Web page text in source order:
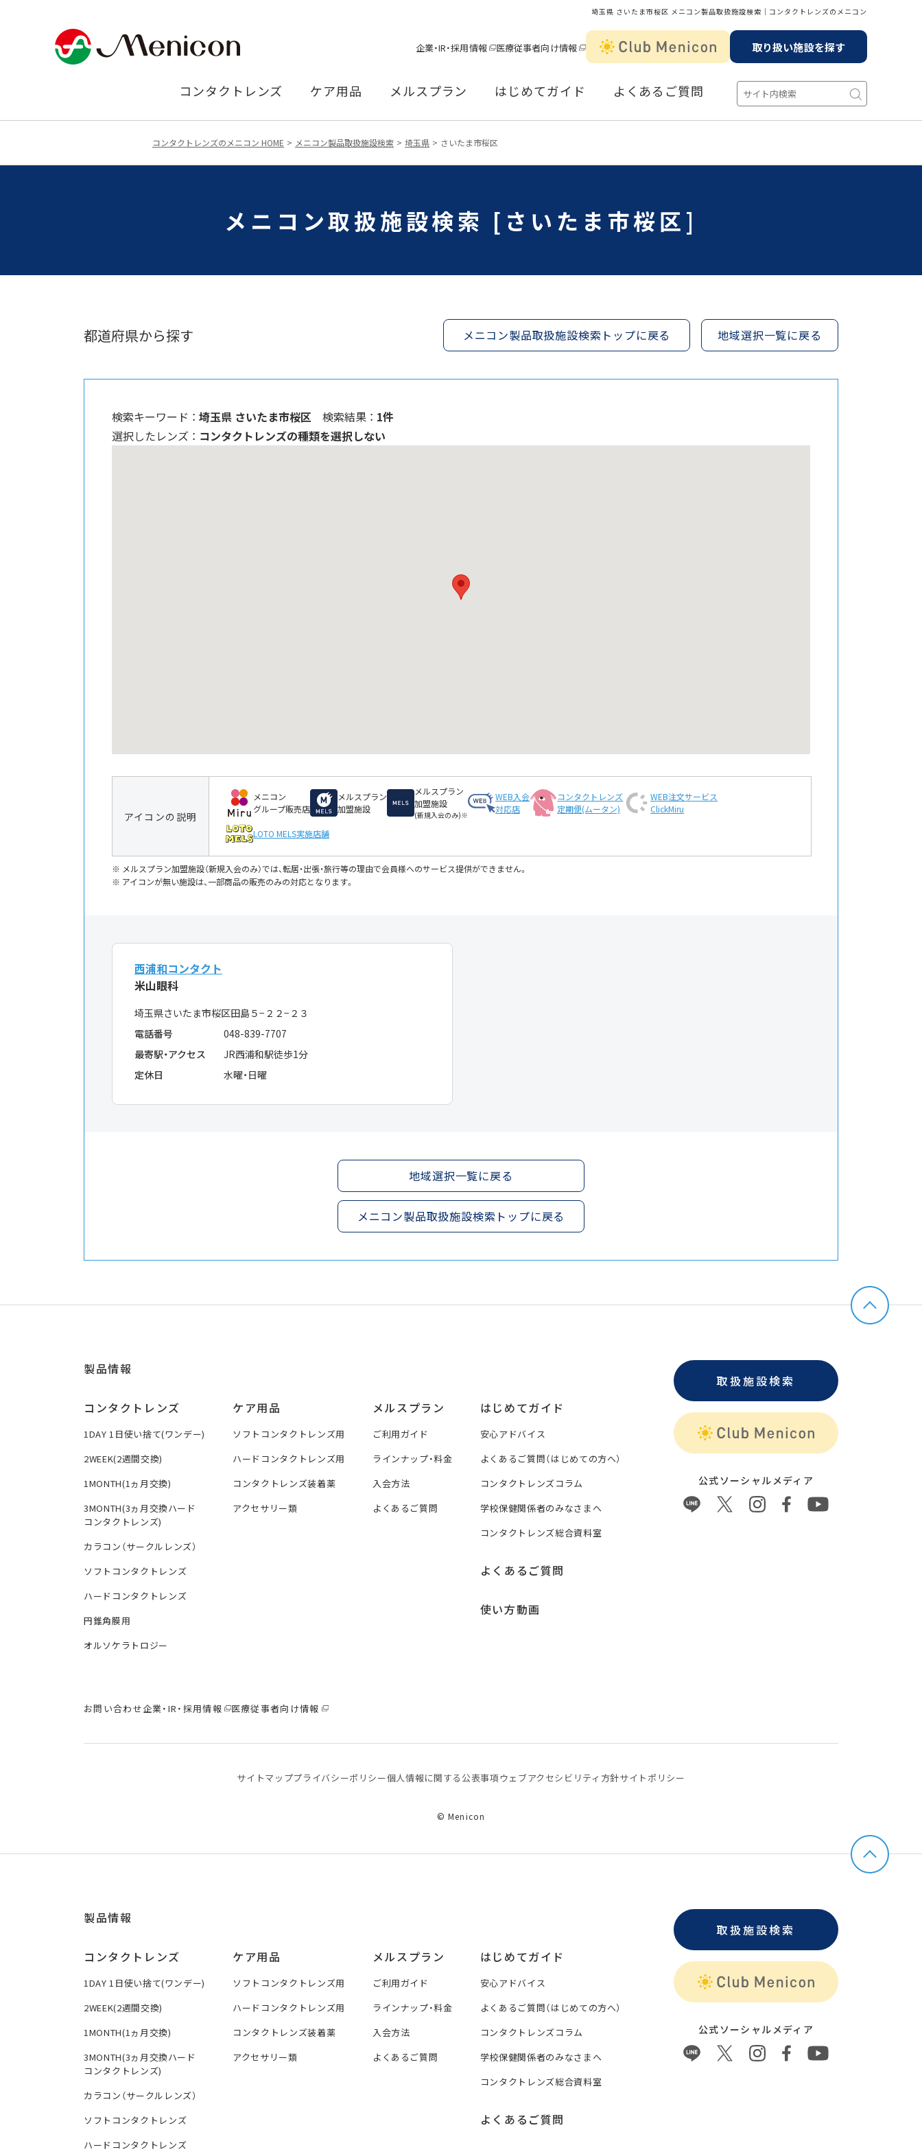
埼玉県 さいたま市桜区 メニコン製品取扱施設検索│コンタクトレンズのメニコン
企業・IR・採用情報 医療従事者向け情報 取り扱い施設を探す
コンタクトレンズ ケア用品 メルスプラン はじめてガイド よくあるご質問
コンタクトレンズのメニコン HOME メニコン製品取扱施設検索 埼玉県 さいたま市桜区
メニコン取扱施設検索 [さいたま市桜区]
都道府県から探す メニコン製品取扱施設検索トップに戻る 地域選択一覧に戻る
検索キーワード ： 埼玉県 さいたま市桜区 検索結果 ： 1件
選択したレンズ ： コンタクトレンズの種類を選択しない
アイコンの説明
メニコン
グループ販売店
メルスプラン
加盟施設
メルスプラン
加盟施設
(新規入会のみ)※
WEB入会
対応店
コンタクトレンズ
定期便(ムータン)
WEB注文サービス
ClickMiru
LOTO MELS実施店舗
メルスプラン加盟施設（新規入会のみ）では、転居・出張・旅行等の理由で会員様へのサービス提供ができません。
アイコンが無い施設は、一部商品の販売のみの対応となります。
西浦和コンタクト
米山眼科
埼玉県さいたま市桜区田島５−２２−２３
電話番号
048-839-7707
最寄駅・アクセス
JR西浦和駅徒歩1分
定休日
水曜・日曜
地域選択一覧に戻る
メニコン製品取扱施設検索トップに戻る
製品情報
コンタクトレンズ
1DAY 1日使い捨て(ワンデー)
2WEEK(2週間交換)
1MONTH(1ヵ月交換)
3MONTH(3ヵ月交換ハード
コンタクトレンズ)
カラコン（サークルレンズ）
ソフトコンタクトレンズ
ハードコンタクトレンズ
円錐角膜用
オルソケラトロジー
ケア用品
ソフトコンタクトレンズ用
ハードコンタクトレンズ用
コンタクトレンズ装着薬
アクセサリー類
メルスプラン
ご利用ガイド
ラインナップ・料金
入会方法
よくあるご質問
はじめてガイド
安心アドバイス
よくあるご質問（はじめての方へ）
コンタクトレンズコラム
学校保健関係者のみなさまへ
コンタクトレンズ総合資料室
よくあるご質問
使い方動画
取扱施設検索
公式ソーシャルメディア
お問い合わせ企業・IR・採用情報 医療従事者向け情報
サイトマッププライバシーポリシー個⼈情報に関する公表事項 ウェブアクセシビリティ方針サイトポリシー
© Menicon
製品情報
コンタクトレンズ
1DAY 1日使い捨て(ワンデー)
2WEEK(2週間交換)
1MONTH(1ヵ月交換)
3MONTH(3ヵ月交換ハード
コンタクトレンズ)
カラコン（サークルレンズ）
ソフトコンタクトレンズ
ハードコンタクトレンズ
ケア用品
ソフトコンタクトレンズ用
ハードコンタクトレンズ用
コンタクトレンズ装着薬
アクセサリー類
メルスプラン
ご利用ガイド
ラインナップ・料金
入会方法
よくあるご質問
はじめてガイド
安心アドバイス
よくあるご質問（はじめての方へ）
コンタクトレンズコラム
学校保健関係者のみなさまへ
コンタクトレンズ総合資料室
よくあるご質問
取扱施設検索
公式ソーシャルメディア